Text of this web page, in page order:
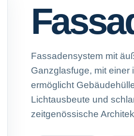
Fassadensystem mit
Ganzglasfuge, mit einer
ermöglicht
Lichtausbeute und
zeitgenössische